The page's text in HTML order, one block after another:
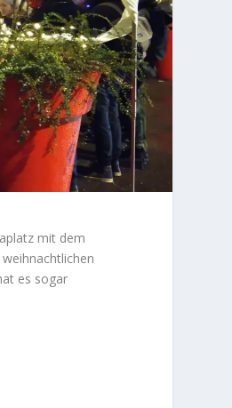
mit dem
es sogar